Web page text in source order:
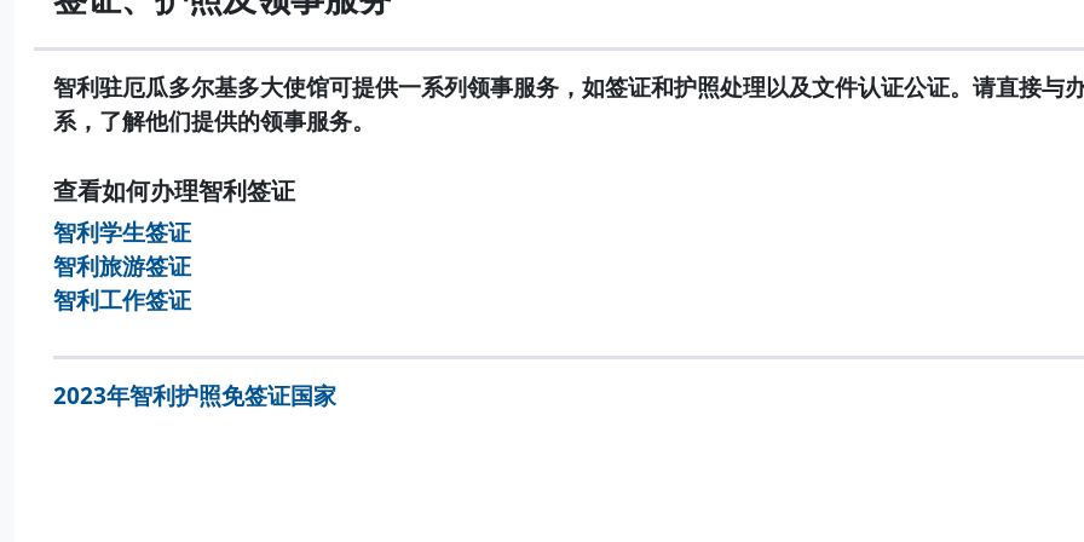
智利驻厄瓜多尔基多大使馆可提供一系列领事服务，如签证和护照处理以及文件认证公证。请直接与
系，了解他们提供的领事服务。
查看如何办理智利签证
智利学生签证
智利旅游签证
智利工作签证
2023年智利护照免签证国家